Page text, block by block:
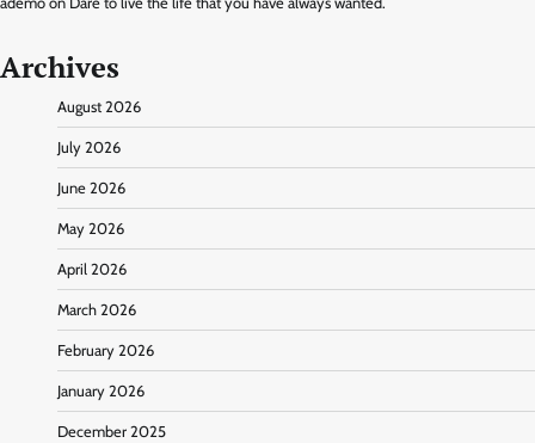
Archives
August 2026
July 2026
June 2026
May 2026
April 2026
March 2026
February 2026
January 2026
December 2025